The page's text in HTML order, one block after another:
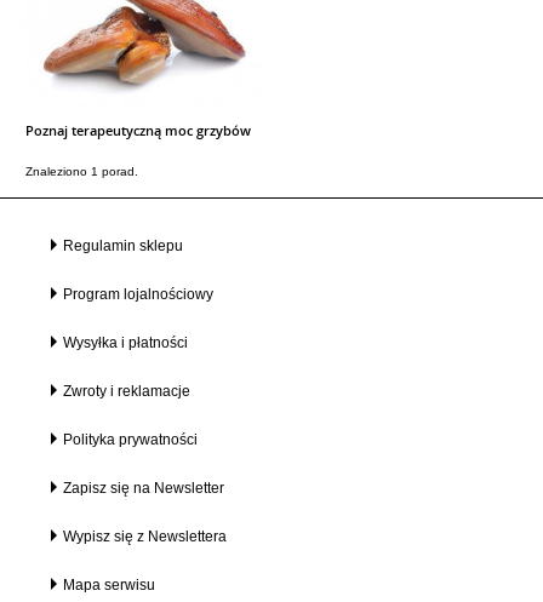
Poznaj terapeutyczną moc grzybów
Znaleziono 1 porad.
Regulamin sklepu
Program lojalnościowy
Wysyłka i płatności
Zwroty i reklamacje
Polityka prywatności
Zapisz się na Newsletter
Wypisz się z Newslettera
Mapa serwisu